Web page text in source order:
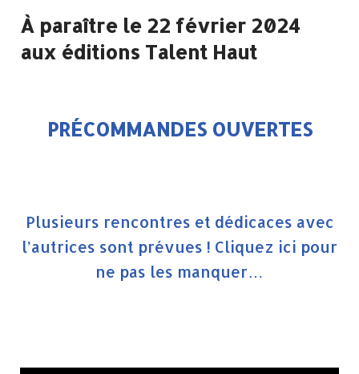
À paraître le 22 février 2024
aux éditions Talent Haut
PRÉCOMMANDES OUVERTES
Plusieurs rencontres et dédicaces avec
l’autrices sont prévues ! Cliquez ici pour
ne pas les manquer…